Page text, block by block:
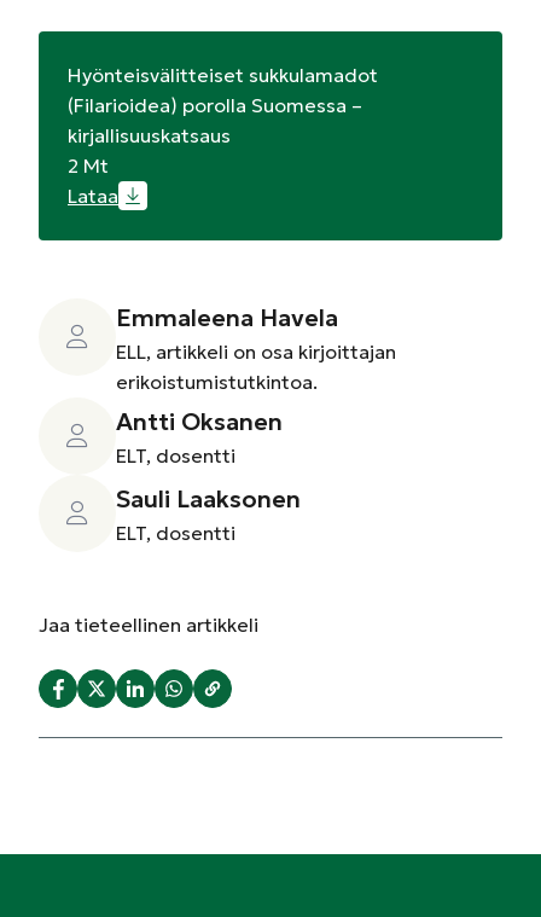
Hyönteisvälitteiset sukkulamadot
(Filarioidea) porolla Suomessa –
kirjallisuuskatsaus
2 Mt
Lataa
Emmaleena Havela
ELL, artikkeli on osa kirjoittajan
erikoistumistutkintoa.
Antti Oksanen
ELT, dosentti
Sauli Laaksonen
ELT, dosentti
Jaa tieteellinen artikkeli